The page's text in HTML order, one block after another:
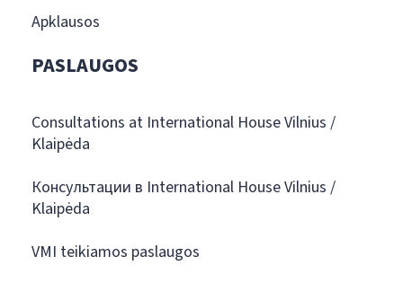
Apklausos
PASLAUGOS
Consultations at International House Vilnius /
Klaipėda
Консультации в International House Vilnius /
Klaipėda
VMI teikiamos paslaugos